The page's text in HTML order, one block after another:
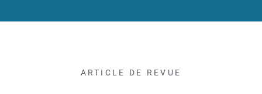
ARTICLE DE REVUE